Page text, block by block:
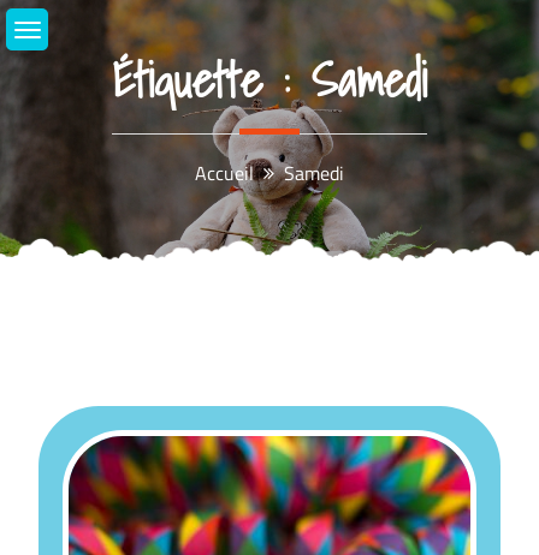
Aller
au
contenu
Étiquette :Samedi
Accueil Samedi